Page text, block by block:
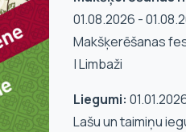
01.08.2026 -
Makšķerēšanas
| Limbaži
Liegumi:
Lašu un taimiņu